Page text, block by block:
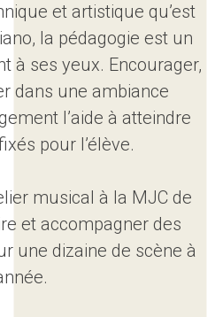
et artistique qu’est
la pédagogie est un
à ses yeux. Encourager,
dans une ambiance
l’aide à atteindre
pour l’élève.
musical à la MJC de
et accompagner des
une dizaine de scène à